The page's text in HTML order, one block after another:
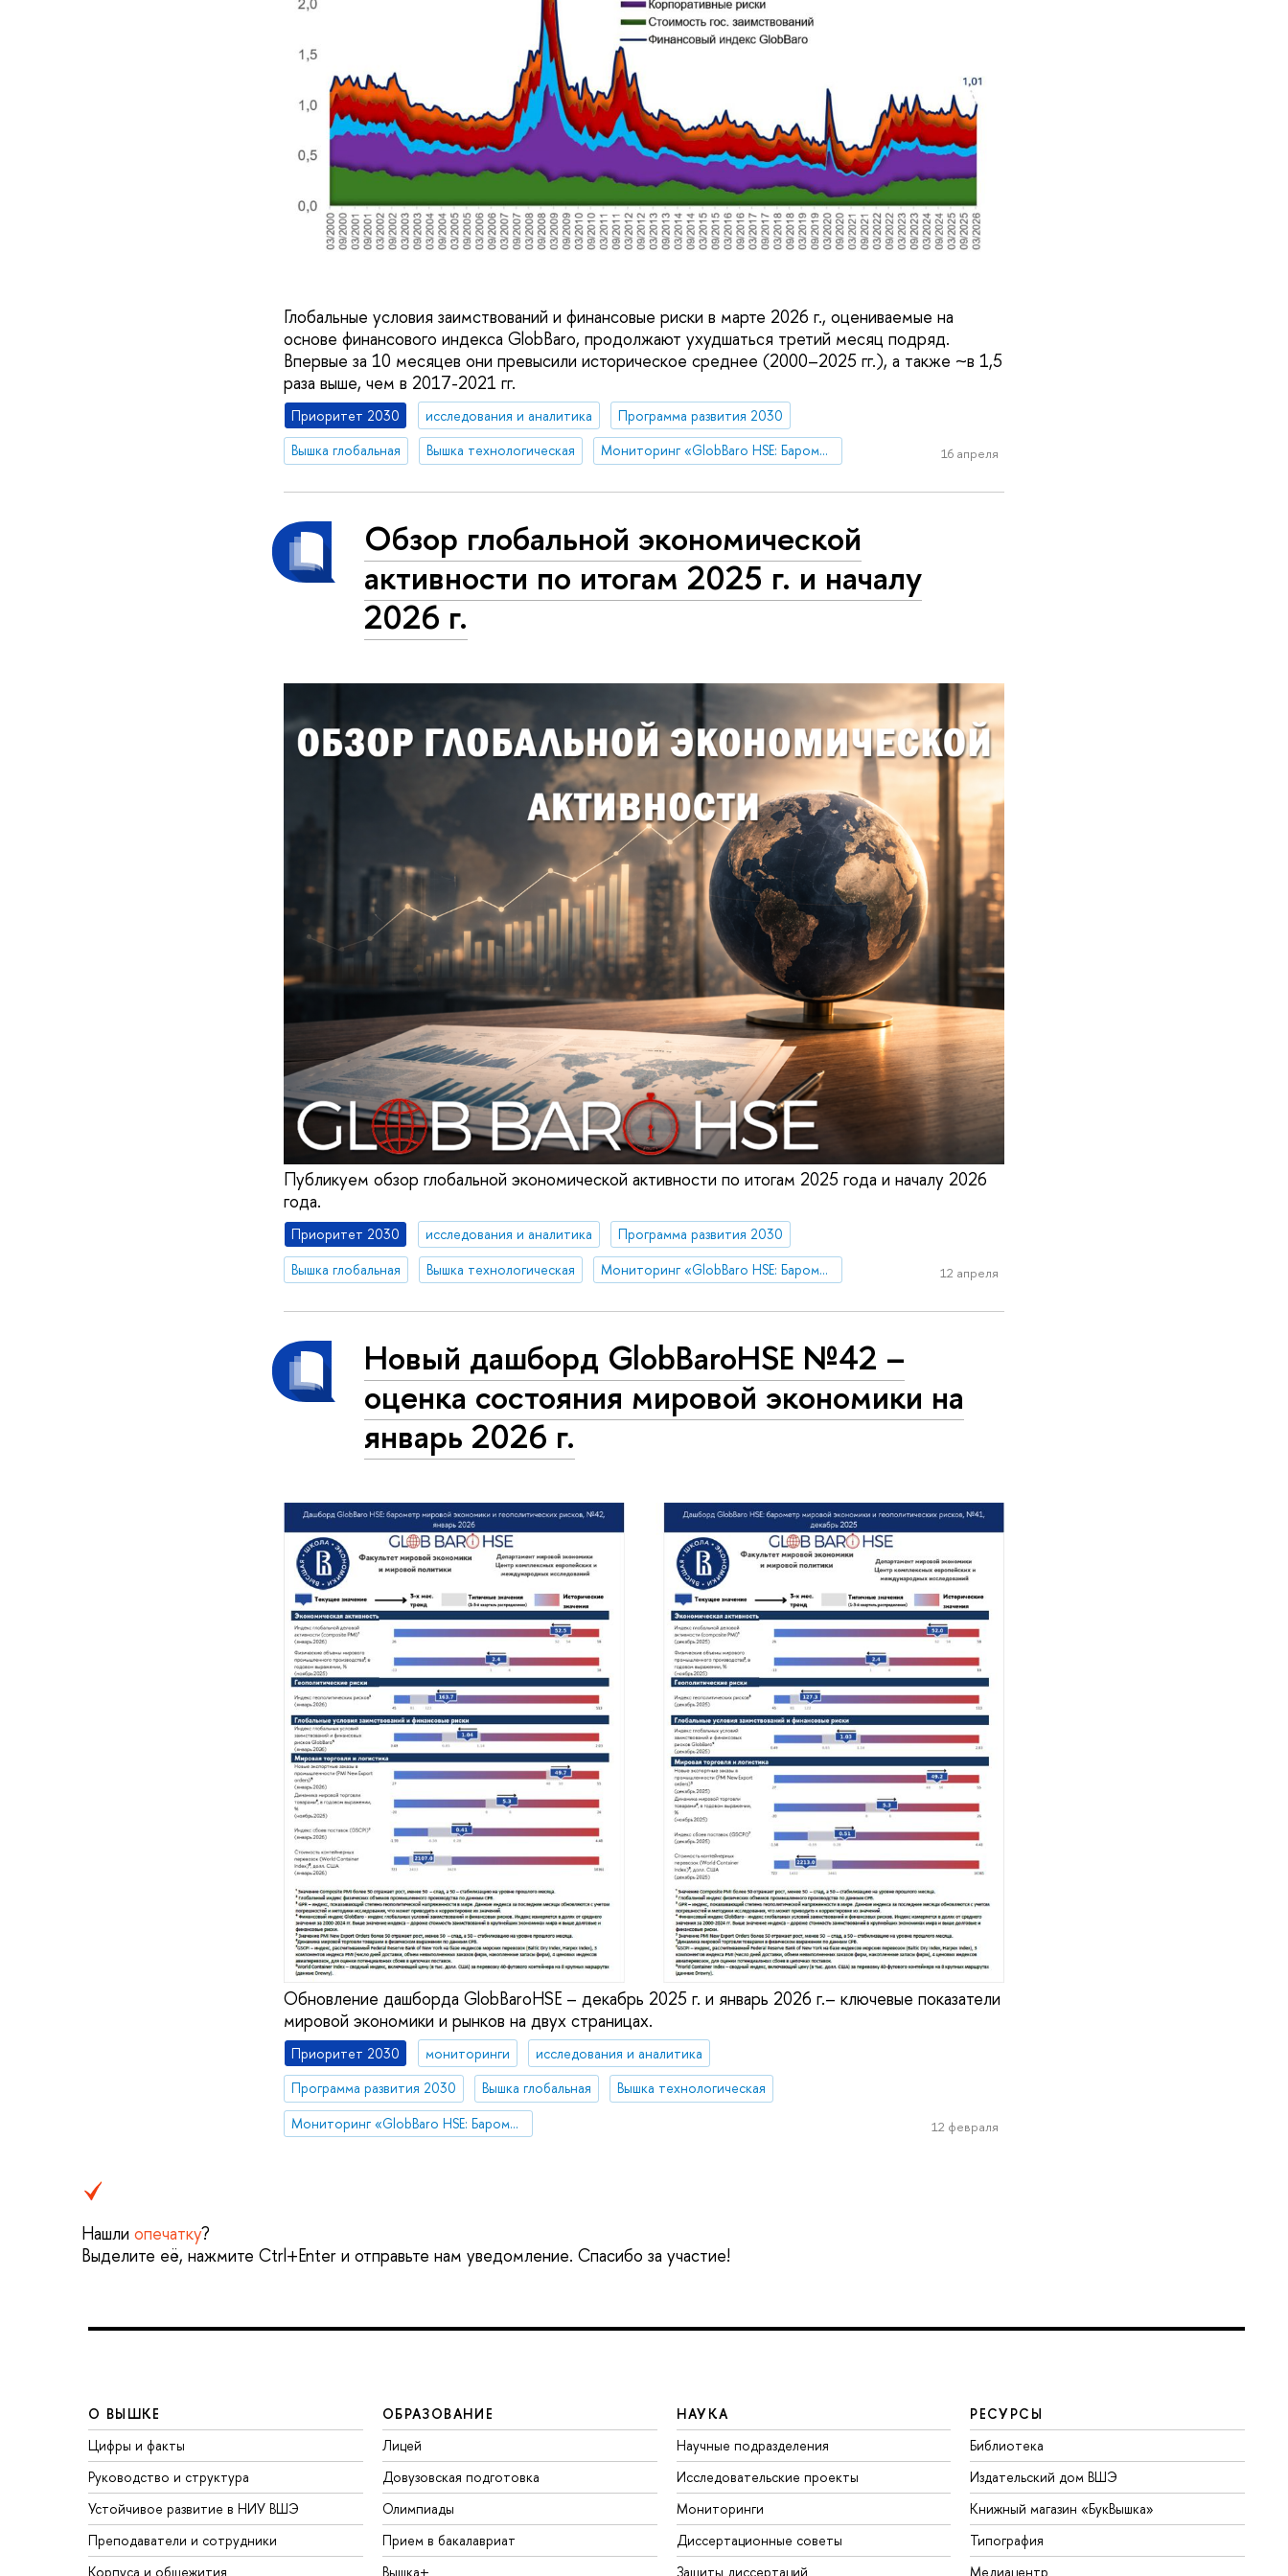
Глобальные условия заимствований и финансовые риски в марте 2026 г., оцениваемые на
основе финансового индекса GlobBaro, продолжают ухудшаться третий месяц подряд.
Впервые за 10 месяцев они превысили историческое среднее (2000–2025 гг.), а также ~в 1,5
раза выше, чем в 2017-2021 гг.
Приоритет 2030 исследования и аналитика
Программа развития 2030
Вышка глобальная
Вышка технологическая Мониторинг «GlobBaro HSE: Барометр мировой экономики» 16 апреля
Обзор глобальной экономической
активности по итогам 2025 г. и началу
2026 г.
Публикуем обзор глобальной экономической активности по итогам 2025 года и началу 2026
года.
Приоритет 2030 исследования и аналитика
Программа развития 2030
Вышка глобальная
Вышка технологическая Мониторинг «GlobBaro HSE: Барометр мировой экономики» 12 апреля
Новый дашборд GlobBaroHSE №42 –
оценка состояния мировой экономики на
январь 2026 г.
Обновление дашборда GlobBaroHSE – декабрь 2025 г. и январь 2026 г.– ключевые показатели
мировой экономики и рынков на двух страницах.
Приоритет 2030 мониторинги
исследования и аналитика
Программа развития 2030
Вышка глобальная
Вышка технологическая
Мониторинг «GlobBaro HSE: Барометр мировой экономики»
12 февраля
Нашли опечатку?
Выделите её, нажмите Ctrl+Enter и отправьте нам уведомление. Спасибо за участие!
О ВЫШКЕ
Цифры и факты
Руководство и структура
Устойчивое развитие в НИУ ВШЭ
Преподаватели и сотрудники
Корпуса и общежития
ОБРАЗОВАНИЕ
Лицей
Довузовская подготовка
Олимпиады
Прием в бакалавриат
Вышка+
НАУКА
Научные подразделения
Исследовательские проекты
Мониторинги
Диссертационные советы
Защиты диссертаций
РЕСУРСЫ
Библиотека
Издательский дом ВШЭ
Книжный магазин «БукВышка»
Типография
Медиацентр